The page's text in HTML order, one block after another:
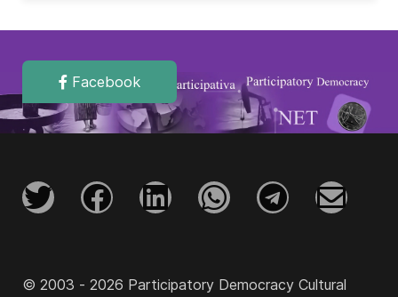
Facebook
© 2003 - 2026 Participatory Democracy Cultural